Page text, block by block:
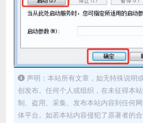
声明：本站所有文章，如无特殊说明
创发布。任何个人或组织，在未征得本
制、盗用、采集、发布本站内容到任何
体平台。如若本站内容侵犯了原著者的